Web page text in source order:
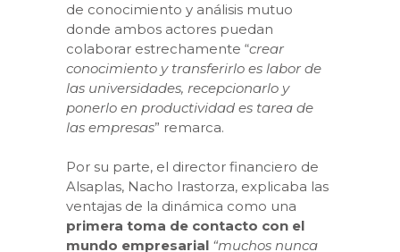
de conocimiento y análisis mutuo
donde ambos actores puedan
colaborar estrechamente “crear
conocimiento y transferirlo es labor de
las universidades, recepcionarlo y
ponerlo en productividad es tarea de
las empresas” remarca.
Por su parte, el director financiero de
Alsaplas, Nacho Irastorza, explicaba las
ventajas de la dinámica como una
primera toma de contacto con el
mundo empresarial “muchos nunca